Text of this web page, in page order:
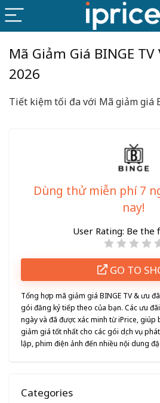
Mã Giảm Giá BINGE
2026
Tiết kiệm tối đa với Mã giảm giá
Dùng thử miễn phí 7
nay!
User Rating: Be the
GO TO
Tổng hợp mã giảm giá BINGE TV & ưu
gói đăng ký tiếp theo của bạn. Các ưu
ngày và đã được xác minh từ iPrice, giúp
giảm giá tốt nhất cho các gói dịch vụ
lập, phim điện ảnh đến nhiều nội dung
Categories